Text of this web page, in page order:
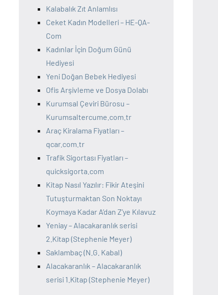
Kalabalık Zıt Anlamlısı
Ceket Kadın Modelleri – HE-QA-
Com
Kadınlar İçin Doğum Günü
Hediyesi
Yeni Doğan Bebek Hediyesi
Ofis Arşivleme ve Dosya Dolabı
Kurumsal Çeviri Bürosu –
Kurumsaltercume.com.tr
Araç Kiralama Fiyatları –
qcar.com.tr
Trafik Sigortası Fiyatları –
quicksigorta.com
Kitap Nasıl Yazılır: Fikir Ateşini
Tutuşturmaktan Son Noktayı
Koymaya Kadar A’dan Z’ye Kılavuz
Yeniay – Alacakaranlık serisi
2.Kitap (Stephenie Meyer)
Saklambaç (N.G. Kabal)
Alacakaranlık – Alacakaranlık
serisi 1.Kitap (Stephenie Meyer)